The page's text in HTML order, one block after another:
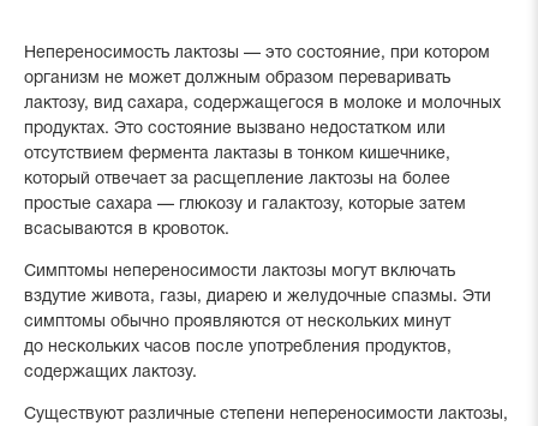
Непереносимость лактозы — это состояние, при котором
организм не может должным образом переваривать
лактозу, вид сахара, содержащегося в молоке и молочных
продуктах. Это состояние вызвано недостатком или
отсутствием фермента лактазы в тонком кишечнике,
который отвечает за расщепление лактозы на более
простые сахара — глюкозу и галактозу, которые затем
всасываются в кровоток.
Симптомы непереносимости лактозы могут включать
вздутие живота, газы, диарею и желудочные спазмы. Эти
симптомы обычно проявляются от нескольких минут
до нескольких часов после употребления продуктов,
содержащих лактозу.
Существуют различные степени непереносимости лактозы,